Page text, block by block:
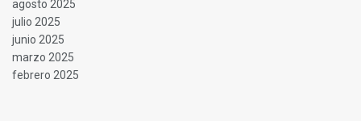
agosto 2025
julio 2025
junio 2025
marzo 2025
febrero 2025